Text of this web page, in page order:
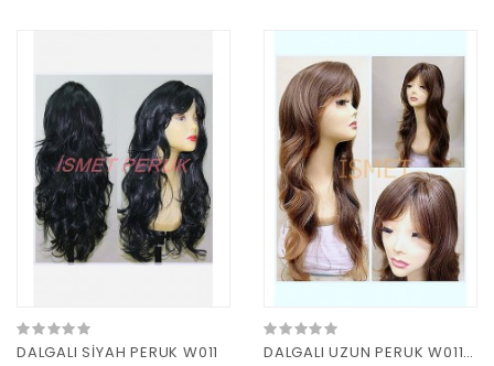
DALGALI SİYAH PERUK W011 DALGALI UZUN PERUK W011 R7 KUMRAL